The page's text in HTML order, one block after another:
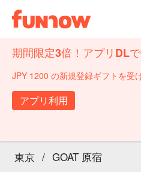
期間限定3倍！アプリDLで
JPY 1200 の新規登録ギフトを受
アプリ利用
東京 / GOAT 原宿